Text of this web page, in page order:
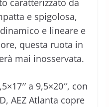
caratterizzato da
e spigolosa,
e lineare e
questa ruota in
mai inosservata.
a 9,5×20′′, con
AEZ Atlanta copre